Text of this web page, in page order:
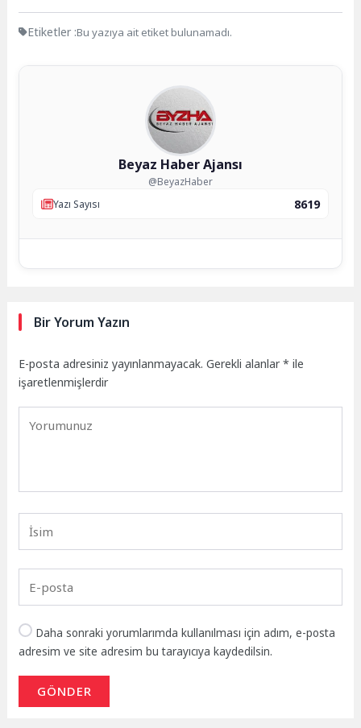
Etiketler :Bu yazıya ait etiket bulunamadı.
Beyaz Haber Ajansı
@BeyazHaber
Yazı Sayısı
8619
Bir Yorum Yazın
E-posta adresiniz yayınlanmayacak. Gerekli alanlar* ile
işaretlenmişlerdir
Daha sonraki yorumlarımda kullanılması için adım, e-posta
adresim ve site adresim bu tarayıcıya kaydedilsin.
GÖNDER